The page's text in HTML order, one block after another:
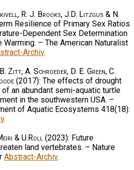
R. J. Brooks, J.D. Litzgus & N.
Resilience of Primary Sex Ratios
Dependent Sex Determination
– The American Naturalist
Archiv.
Zitt, A. Schroeder, D. E. Green, C.
(2017): The effects of drought
an abundant semi-aquatic turtle
in the southwestern USA. –
of Aquatic Ecosystems 418(18):
.
& U.Roll (2023): Future
land vertebrates. – Nature
Abstract-Archiv.